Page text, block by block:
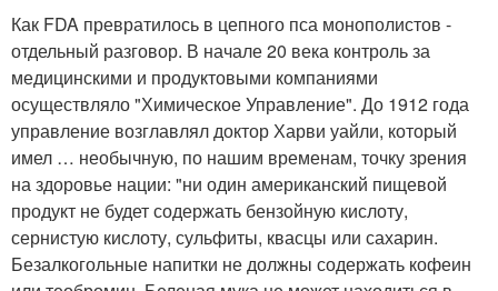
Как FDA превратилось в цепного пса монополистов -
отдельный разговор. В начале 20 века контроль за
медицинскими и продуктовыми компаниями
осуществляло "Химическое Управление". До 1912 года
управление возглавлял доктор Харви уайли, который
имел … необычную, по нашим временам, точку зрения
на здоровье нации: "ни один американский пищевой
продукт не будет содержать бензойную кислоту,
сернистую кислоту, сульфиты, квасцы или сахарин.
Безалкогольные напитки не должны содержать кофеин